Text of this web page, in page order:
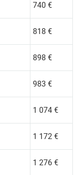
740 €
818 €
898 €
983 €
1 074 €
1 172 €
1 276 €